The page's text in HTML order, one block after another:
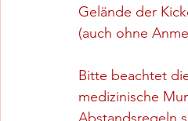
Gelände der
(auch ohne
Bitte beachtet
medizinische